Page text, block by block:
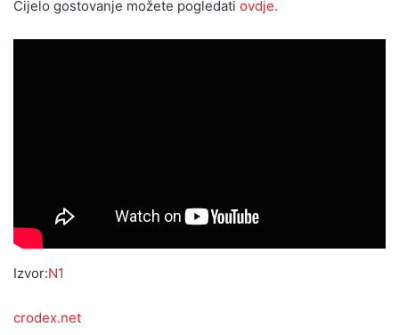
Cijelo gostovanje možete pogledati ovdje.
Izvor:N1
crodex.net